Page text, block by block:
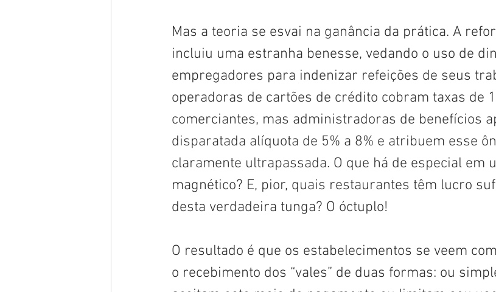
Mas a teoria se esvai na ganância da prática. A
incluiu uma estranha benesse, vedando o uso de
empregadores para indenizar refeições de seus
operadoras de cartões de crédito cobram taxas de
comerciantes, mas administradoras de benefícios
disparatada alíquota de 5% a 8% e atribuem esse
claramente ultrapassada. O que há de especial em
magnético? E, pior, quais restaurantes têm lucro
desta verdadeira tunga? O óctuplo!
O resultado é que os estabelecimentos se veem
o recebimento dos “vales” de duas formas: ou